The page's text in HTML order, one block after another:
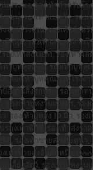
ประมง, รองเท้าสำหรับ
เชฟ, รองเท้าแม่ครัว, ร
ากโรงงาน, รองเท้าสำ
ด, รองเท้าส่งตรงจาก
งเท้าส่ง OEM, รองเ
าบูทลุยสวน, รองเท้าบู
องเท้าบูทคุณภาพโรงง
งกันสิ่งสกปรก, รองเท้
งเท้าบูทงานเกษตร, ร
องเท้าบูทสูง 10 นิ้ว, ร
งเท้าพีวีซี, รองเท้าส่ง
, รองเท้าขายส่งประตู
เท้าขายส่งอันดับหนึ่ง,
ลี้ยงสัตว์, รองเท้าบูทง